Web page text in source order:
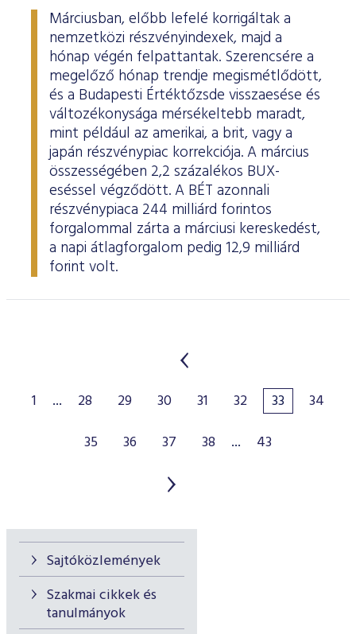
Sajtóközlemények
Szakmai cikkek és
tanulmányok
Márciusban, előbb lefelé korrigáltak a
nemzetközi részvényindexek, majd a
hónap végén felpattantak. Szerencsére a
megelőző hónap trendje megismétlődött,
és a Budapesti Értéktőzsde visszaesése és
változékonysága mérsékeltebb maradt,
mint például az amerikai, a brit, vagy a
japán részvénypiac korrekciója. A március
összességében 2,2 százalékos BUX-
eséssel végződött. A BÉT azonnali
részvénypiaca 244 milliárd forintos
forgalommal zárta a márciusi kereskedést,
a napi átlagforgalom pedig 12,9 milliárd
forint volt.
1 ... 28 29 30 31 32 33
34
35
36 37 38 ... 43